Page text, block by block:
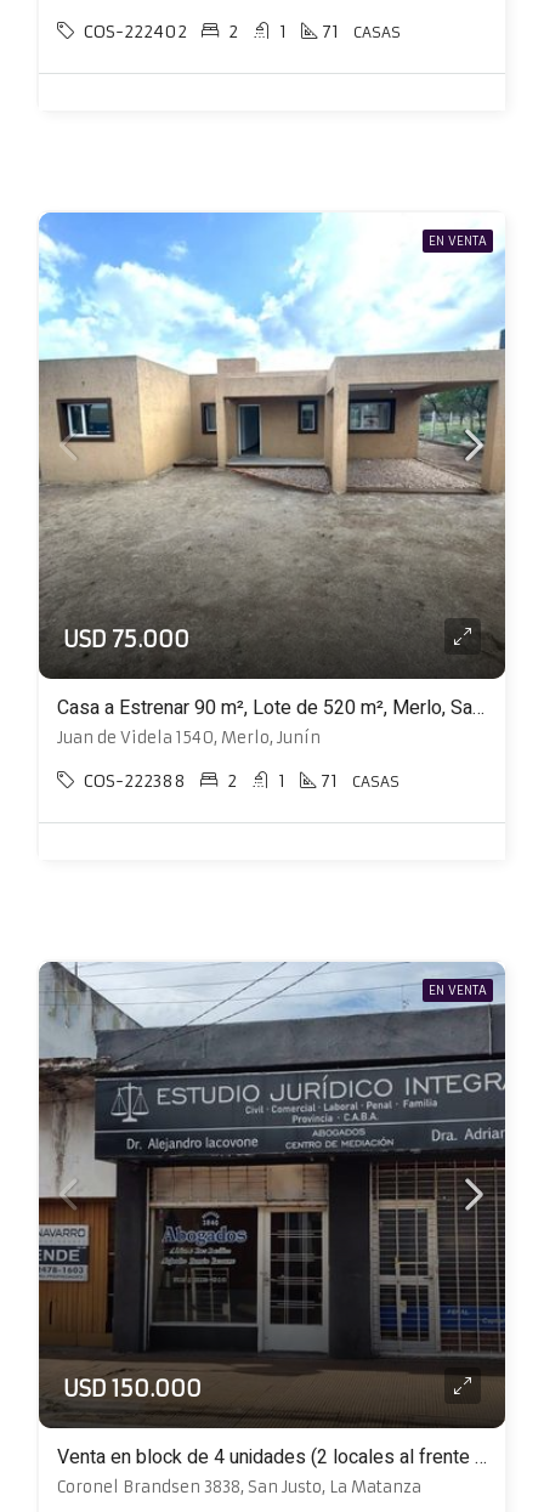
COS-222402 2 1 71 CASAS
EN VENTA
USD 75.000
Casa a Estrenar 90 m², Lote de 520 m², Merlo, San Luis
Juan de Videla 1540, Merlo, Junín
COS-222388 2 1 71 CASAS
EN VENTA
USD 150.000
Venta en block de 4 unidades (2 locales al frente + 2 viviendas)
Coronel Brandsen 3838, San Justo, La Matanza